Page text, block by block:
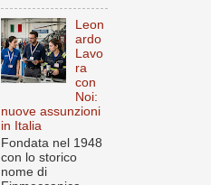
Leon
ardo
Lavo
ra
con
Noi:
nuove assunzioni
in Italia
Fondata nel 1948
con lo storico
nome di